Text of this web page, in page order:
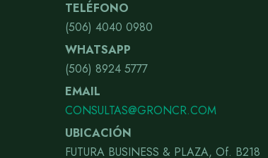
TELÉFONO
(506) 4040 0980
WHATSAPP
(506) 8924 5777
EMAIL
CONSULTAS@GRONCR.COM
UBICACIÓN
FUTURA BUSINESS & PLAZA, Of. B218